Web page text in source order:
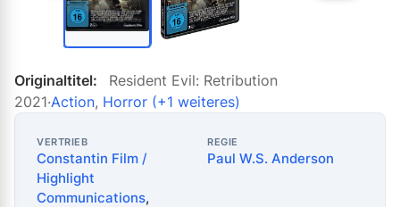
Originaltitel:
Resident Evil: Retribution
2021·Action, Horror (+1 weiteres)
VERTRIEB
Constantin Film /
Highlight
Communications,
REGIE
Paul W.S. Anderson